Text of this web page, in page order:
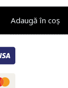
Adaugă în coș